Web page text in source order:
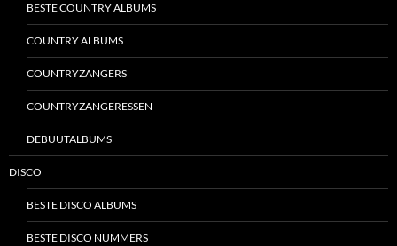
BESTE COUNTRY ALBUMS
COUNTRY ALBUMS
COUNTRYZANGERS
COUNTRYZANGERESSEN
DEBUUTALBUMS
DISCO
BESTE DISCO ALBUMS
BESTE DISCO NUMMERS